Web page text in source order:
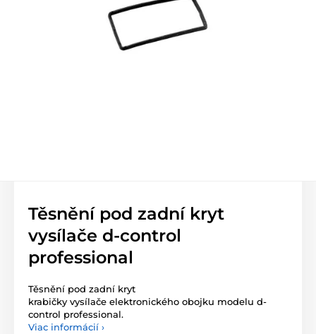
Těsnění pod zadní kryt
vysílače d-control
professional
Těsnění pod zadní kryt
krabičky vysílače elektronického obojku modelu d-
control professional.
Viac informácií ›